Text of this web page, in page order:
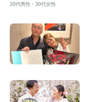
20代男性・30代女性